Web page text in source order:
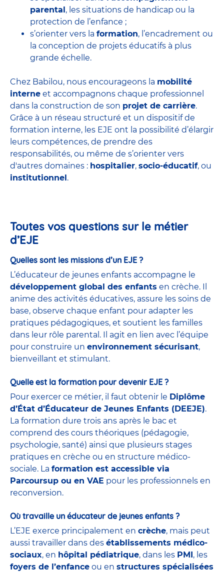
parental, les situations de handicap ou la
protection de l’enfance ;
s’orienter vers la formation, l’encadrement ou
la conception de projets éducatifs à plus
grande échelle.
Chez Babilou, nous encourageons la mobilité
interne et accompagnons chaque professionnel
dans la construction de son projet de carrière.
Grâce à un réseau structuré et un dispositif de
formation interne, les EJE ont la possibilité d’élargir
leurs compétences, de prendre des
responsabilités, ou même de s’orienter vers
d'autres domaines : hospitalier, socio-éducatif, ou
institutionnel.
Toutes vos questions sur le métier
d’EJE
Quelles sont les missions d’un EJE ?
L’éducateur de jeunes enfants accompagne le
développement global des enfants en crèche. Il
anime des activités éducatives, assure les soins de
base, observe chaque enfant pour adapter les
pratiques pédagogiques, et soutient les familles
dans leur rôle parental. Il agit en lien avec l’équipe
pour construire un environnement sécurisant,
bienveillant et stimulant.
Quelle est la formation pour devenir EJE ?
Pour exercer ce métier, il faut obtenir le Diplôme
d’État d’Éducateur de Jeunes Enfants (DEEJE).
La formation dure trois ans après le bac et
comprend des cours théoriques (pédagogie,
psychologie, santé) ainsi que plusieurs stages
pratiques en crèche ou en structure médico-
sociale. La formation est accessible via
Parcoursup ou en VAE pour les professionnels en
reconversion.
Où travaille un éducateur de jeunes enfants ?
L’EJE exerce principalement en crèche, mais peut
aussi travailler dans des établissements médico-
sociaux, en hôpital pédiatrique, dans les PMI, les
foyers de l’enfance ou en structures spécialisées